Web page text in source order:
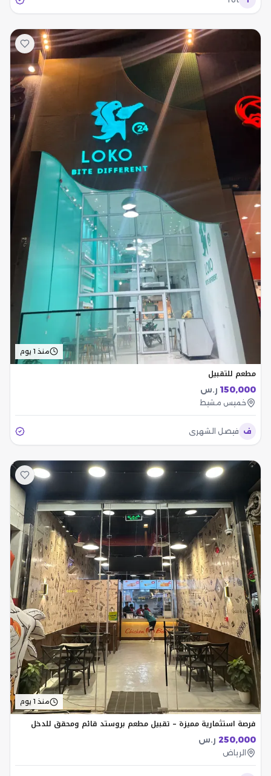
منذ 1 يوم
مطعم للتقبيل
150,000 ر.س
خميس مشيط
ف فيصل الشهري
منذ 1 يوم
فرصة استثمارية مميزة – تقبيل مطعم بروستد قائم ومحقق للدخل
250,000 ر.س
الرياض